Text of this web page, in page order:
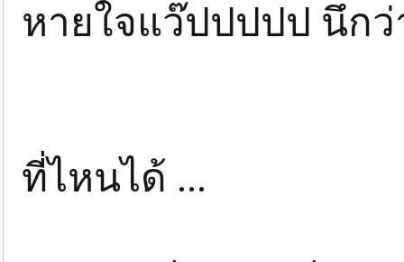
หายใจแว๊ปปปปป นึก
ที่ไหนได้ ...